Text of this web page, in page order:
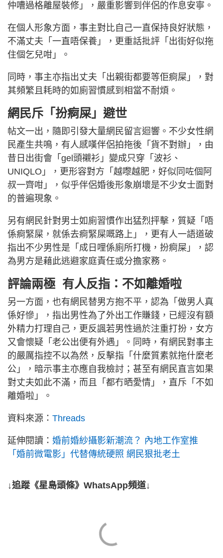
仲嘈過格離屋裝修」，嚴重影響到伴侶的作息安寧。
在個人形象方面，事主對比自己一直保持良好狀態，
不滿丈夫「一直唔保養」，更重話批評「出街好似拖
住個乞兒咁」。
同時，事主亦指出丈夫「出親街都要等佢痾屎」，對
其頻繁且耗時的如廁習慣感到相當不耐煩。
網民斥「扮痾屎」避世
帖文一出，隨即引發大量網民留言迴響。不少女性網
民產生共鳴，有人感嘆伴侶拍拖後「貨不對辦」，由
昔日出街會「gel頭襯衫」變成只穿「波衫、
UNIQLO」，更形容對方「越嚟越肥，好似同咗個阿
叔一齊咁」，似乎伴侶婚後形象崩壞是不少女士面對
的普遍現象。
另有網民針對男士如廁習慣作出猛烈抨擊，質疑「唔
係痾緊屎，就係去痾緊屎嘅路上」，更有人一語道破
指出不少男性是「成日哩係廁所打機，扮痾屎」，認
為男方是藉此逃避家庭責任或分擔家務。
評論兩極 有人反指：不如離婚啦
另一方面，也有網民替男方抱不平，認為「做男人真
係好慘」，指出男性為了外出工作賺錢，已經沒有額
外精力打理自己，更反諷若男性過於注重打扮，女方
又會懷疑「老公出便有外遇」。同時，有網民對事主
的嚴厲指控不以為然，反擊指「什麼質素就拖什麼老
公」，暗示事主亦應自我檢討；甚至有網民直言如果
對丈夫如此不滿，而且「都冇晒愛情」，直斥「不如
離婚啦」。
資料來源： Threads
延伸閱讀： 婚前婚紗攝影新潮流？ 內地工作室推
「婚前微電影」代替傳統硬照 網民狠批老土
↓追蹤《星島頭條》WhatsApp頻道↓